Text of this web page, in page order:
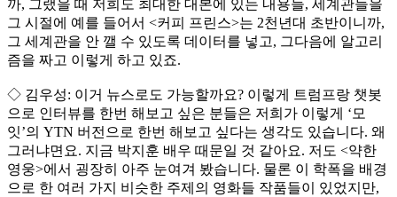
까, 그랬을 때 저희도 최대한 대본에 있는 내용들, 세계관들을
그 시절에 예를 들어서 <커피 프린스>는 2천년대 초반이니까,
그 세계관을 안 깰 수 있도록 데이터를 넣고, 그다음에 알고리
즘을 짜고 이렇게 하고 있죠.
◇ 김우성: 이거 뉴스로도 가능할까요? 이렇게 트럼프랑 챗봇
으로 인터뷰를 한번 해보고 싶은 분들은 저희가 이렇게 ‘모
잇’의 YTN 버전으로 한번 해보고 싶다는 생각도 있습니다. 왜
그러냐면요. 지금 박지훈 배우 때문일 것 같아요. 저도 <약한
영웅>에서 굉장히 아주 눈여겨 봤습니다. 물론 이 학폭을 배경
으로 한 여러 가지 비슷한 주제의 영화들 작품들이 있었지만,